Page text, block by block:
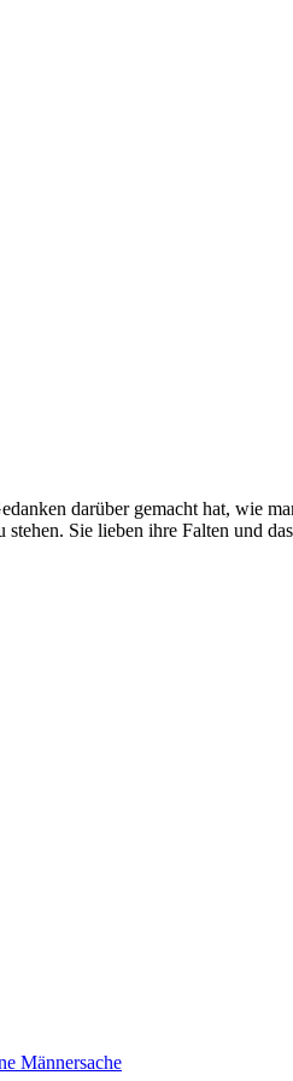
darüber gemacht hat, wie
Sie lieben ihre Falten und
Männersache